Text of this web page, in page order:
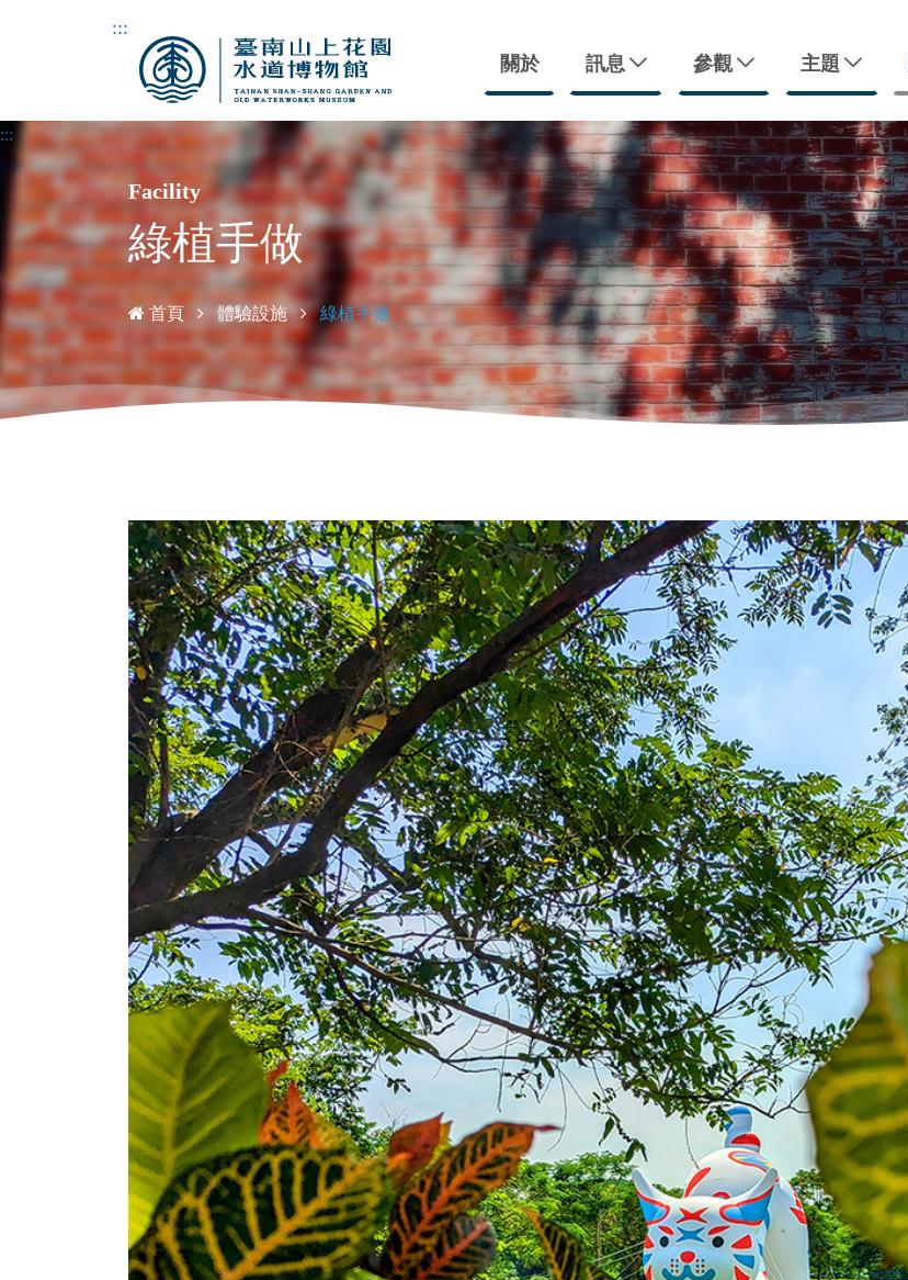
:::
關於 訊息 參觀 主題
:::
Facility
綠植手做
首頁 體驗設施 綠植手做